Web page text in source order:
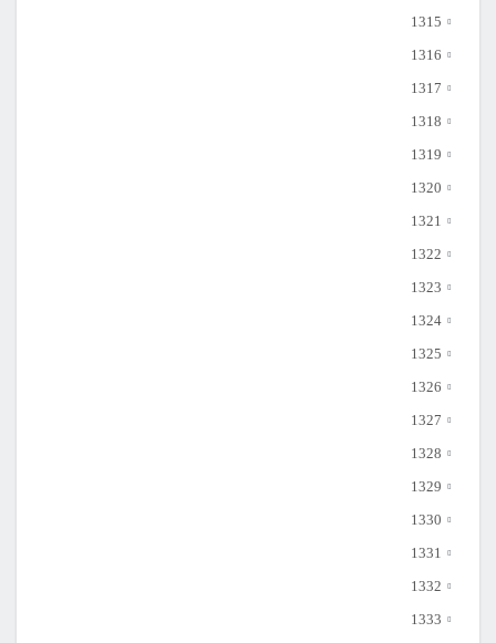
1315
1316
1317
1318
1319
1320
1321
1322
1323
1324
1325
1326
1327
1328
1329
1330
1331
1332
1333